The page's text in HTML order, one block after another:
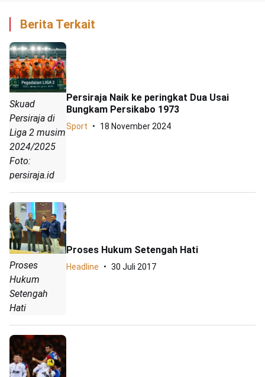
Berita Terkait
Skuad
Persiraja di
Liga 2 musim
2024/2025
Foto:
persiraja.id
Persiraja Naik ke peringkat Dua Usai
Bungkam Persikabo 1973
Sport 18 November 2024
Proses
Hukum
Setengah
Hati
Proses Hukum Setengah Hati
Headline 30 Juli 2017